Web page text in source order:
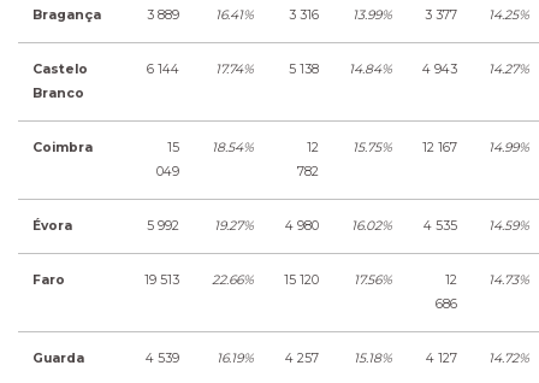
Bragança 3 889 16.41% 3 316 13.99% 3 377 14.25%
Castelo
Branco
6 144 17.74% 5 138 14.84% 4 943 14.27%
Coimbra
15
049
18.54%
12
782
15.75% 12 167 14.99%
Évora 5 992 19.27% 4 980 16.02% 4 535 14.59%
Faro 19 513 22.66% 15 120 17.56%
12
686
14.73%
Guarda 4 539 16.19% 4 257 15.18% 4 127 14.72%